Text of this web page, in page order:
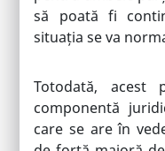
să poată fi
situația se va
Totodată,
componentă
care se are în